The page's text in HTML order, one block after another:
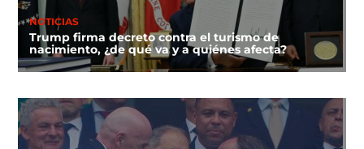
NOTICIAS
Trump firma decreto contra el turismo de
nacimiento, ¿de qué va y a quiénes afecta?